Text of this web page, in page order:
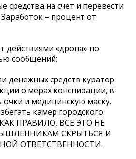
средства на счет и перевести
– процент от
действиями «дропа» по
сообщений;
денежных средств куратор
о мерах конспирации, в
очки и медицинскую маску,
камер городского
ПРАВИЛО, ВСЕ ЭТО НЕ
СКРЫТЬСЯ И
ОТВЕТСТВЕННОСТИ.